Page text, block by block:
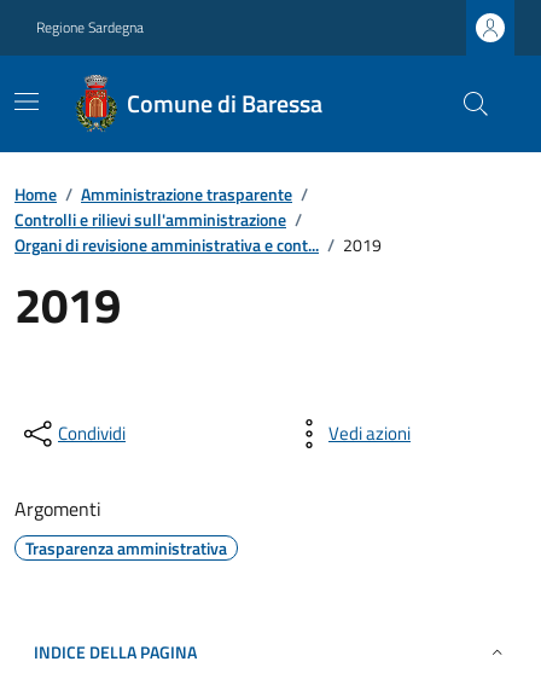
Regione Sardegna
Comune di Baressa
Home / Amministrazione trasparente /
Controlli e rilievi sull'amministrazione /
Organi di revisione amministrativa e cont... / 2019
2019
Condividi Vedi azioni
Argomenti
Trasparenza amministrativa
INDICE DELLA PAGINA